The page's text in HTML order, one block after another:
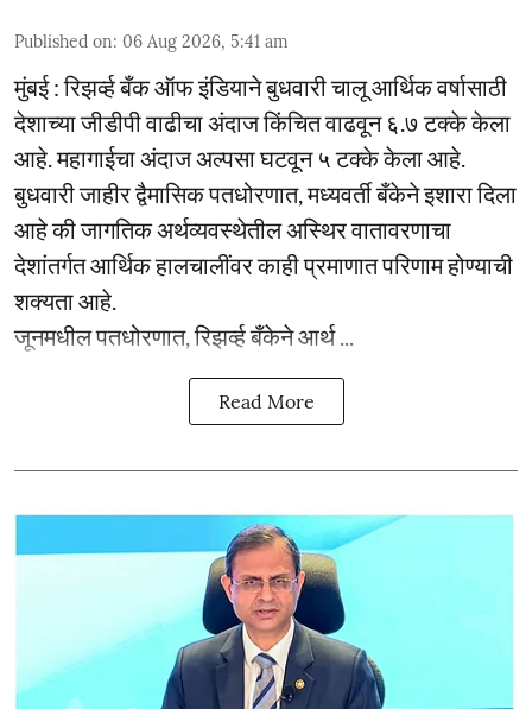
Published on: 06 Aug 2026, 5:41 am
मुंबई : रिझर्व्ह बँक ऑफ इंडियाने बुधवारी चालू आर्थिक वर्षासाठी
देशाच्या जीडीपी वाढीचा अंदाज किंचित वाढवून ६.७ टक्के केला
आहे. महागाईचा अंदाज अल्पसा घटवून ५ टक्के केला आहे.
बुधवारी जाहीर द्वैमासिक पतधोरणात, मध्यवर्ती बँकेने इशारा दिला
आहे की जागतिक अर्थव्यवस्थेतील अस्थिर वातावरणाचा
देशांतर्गत आर्थिक हालचालींवर काही प्रमाणात परिणाम होण्याची
शक्यता आहे.
जूनमधील पतधोरणात, रिझर्व्ह बँकेने आर्थ ...
Read More